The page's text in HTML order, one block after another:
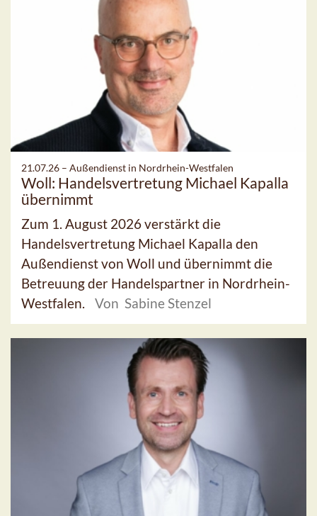
21.07.26 – Außendienst in Nordrhein-Westfalen
Woll: Handelsvertretung Michael Kapalla
übernimmt
Zum 1. August 2026 verstärkt die
Handelsvertretung Michael Kapalla den
Außendienst von Woll und übernimmt die
Betreuung der Handelspartner in Nordrhein-
Westfalen.
Von Sabine Stenzel